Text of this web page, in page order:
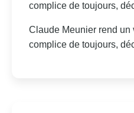
complice de toujours,
Claude Meunier rend un
complice de toujours,